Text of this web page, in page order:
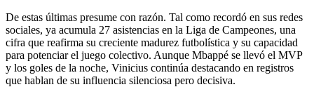
De estas últimas presume con razón. Tal como recordó en sus redes
sociales, ya acumula 27 asistencias en la Liga de Campeones, una
cifra que reafirma su creciente madurez futbolística y su capacidad
para potenciar el juego colectivo. Aunque Mbappé se llevó el MVP
y los goles de la noche, Vinicius continúa destacando en registros
que hablan de su influencia silenciosa pero decisiva.